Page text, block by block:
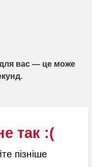
так :(
пізніше
вас — це може